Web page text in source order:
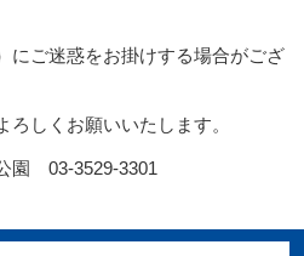
にご迷惑をお掛けする場合がござ
しくお願いいたします。
園 03-3529-3301